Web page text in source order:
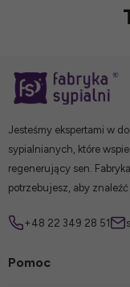
Jesteśmy ekspertami w
sypialnianych, które
regenerujący sen.
potrzebujesz, aby
+48 22 349 28 51
Pomoc